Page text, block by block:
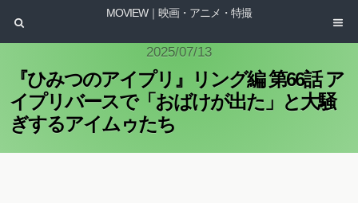
MOVIEW｜映画・アニメ・特撮
2025/07/13
『ひみつのアイプリ』リング編 第66話 ア
イプリバースで「おばけが出た」と大騒
ぎするアイムゥたち